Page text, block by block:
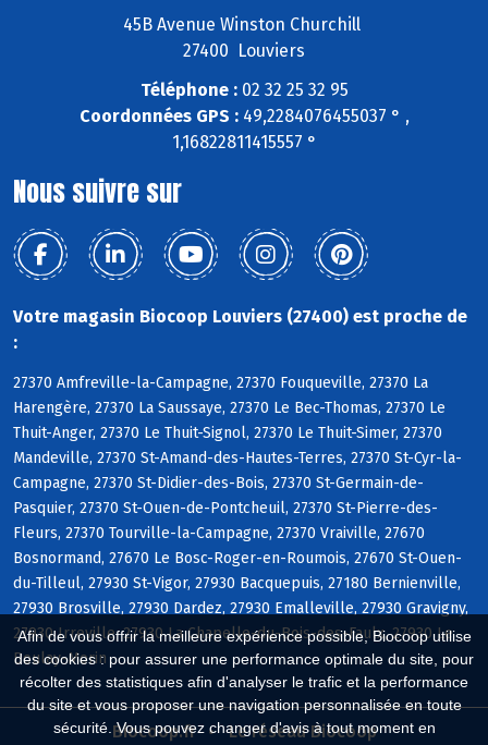
Afin de vous offrir la meilleure expérience possible, Biocoop utilise
des cookies : pour assurer une performance optimale du site, pour
récolter des statistiques afin d'analyser le trafic et la performance
du site et vous proposer une navigation personnalisée en toute
sécurité. Vous pouvez changer d'avis à tout moment en
45B Avenue Winston Churchill
27400 Louviers
Téléphone :02 32 25 32 95
Coordonnées GPS :49,2284076455037 ° ,
1,16822811415557 °
Nous suivre sur
Votre magasin Biocoop Louviers (27400) est proche de
:
27370 Amfreville-la-Campagne, 27370 Fouqueville, 27370 La
Harengère, 27370 La Saussaye, 27370 Le Bec-Thomas, 27370 Le
Thuit-Anger, 27370 Le Thuit-Signol, 27370 Le Thuit-Simer, 27370
Mandeville, 27370 St-Amand-des-Hautes-Terres, 27370 St-Cyr-la-
Campagne, 27370 St-Didier-des-Bois, 27370 St-Germain-de-
Pasquier, 27370 St-Ouen-de-Pontcheuil, 27370 St-Pierre-des-
Fleurs, 27370 Tourville-la-Campagne, 27370 Vraiville, 27670
Bosnormand, 27670 Le Bosc-Roger-en-Roumois, 27670 St-Ouen-
du-Tilleul, 27930 St-Vigor, 27930 Bacquepuis, 27180 Bernienville,
27930 Brosville, 27930 Dardez, 27930 Emalleville, 27930 Gravigny,
27930 Irreville, 27930 La Chapelle-du-Bois-des-Faulx, 27930 Le
Boulay-Morin
Biocoop.fr Le réseau Biocoop